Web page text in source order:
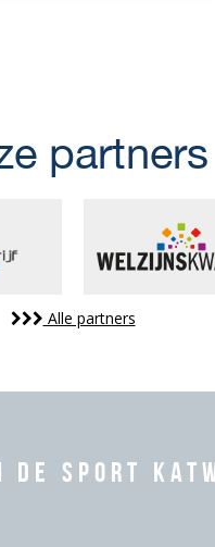
partners
Alle partners
de Sport